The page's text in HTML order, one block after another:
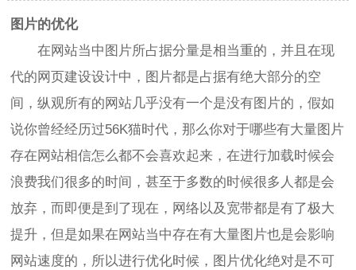
图片的优化
在网站当中图片所占据分量是相当重的，并且在现
代的网页建设设计中，图片都是占据有绝大部分的空
间，纵观所有的网站几乎没有一个是没有图片的，假如
说你曾经经历过56K猫时代，那么你对于哪些有大量图片
存在网站相信怎么都不会喜欢起来，在进行加载时候会
浪费我们很多的时间，甚至于多数的时候很多人都是会
放弃，而即便是到了现在，网络以及宽带都是有了极大
提升，但是如果在网站当中存在有大量图片也是会影响
网站速度的，所以进行优化时候，图片优化绝对是不可